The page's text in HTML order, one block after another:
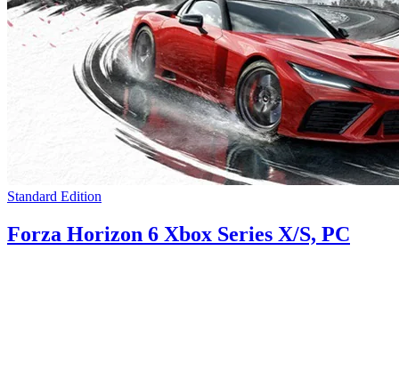
Standard Edition
Forza Horizon 6 Xbox Series X/S, PC